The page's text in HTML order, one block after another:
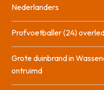
Nederlanders
Profvoetballer (24)
Grote duinbrand in
ontruimd